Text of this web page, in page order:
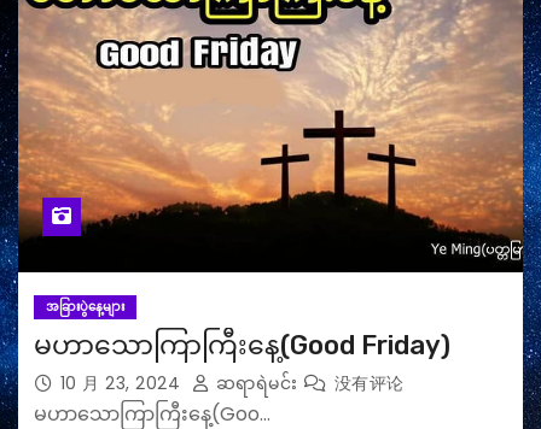
အခြားပွဲနေ့များ
မဟာသောကြာကြီးနေ့(Good Friday)
10 月 23, 2024 ဆရာရဲမင်း 没有评论
မဟာသောကြာကြီးနေ့(Goo…